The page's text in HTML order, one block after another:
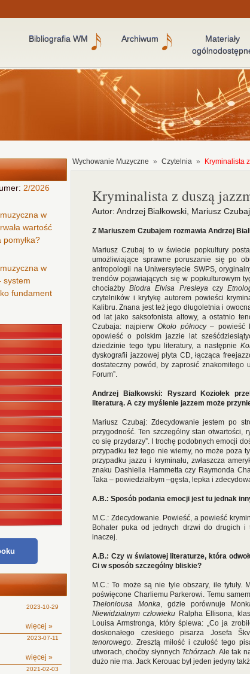
Bibliografia WM Archiwum
Materiały
2/2026
w
wartość
pomyłka?
w
system
fundament
2023-10-29
więcej »
2023-07-11
więcej »
2021-02-03
Wychowanie Muzyczne » Czytelnia » Kryminalista
Kryminalista z duszą
Autor: Andrzej Białkowski, Mariusz Czubaj
Z Mariuszem Czubajem rozmawia Andrzej
Mariusz Czubaj to w świecie popkultury
umożliwiające sprawne poruszanie się po
antropologii na Uniwersytecie SWPS,
trendów pojawiających się w popkulturowym
chociażbyBiodra Elvisa Presleya czy
czytelników i krytykę autorem powieści
Kalibru. Znana jest też jego długoletnia i
od lat jako saksofonista altowy, a ostatnio
Czubaja: najpierwOkoło północy– powieść
opowieść o polskim jazzie lat
dziedzinie tego typu literatury, a następnie
dyskografii jazzowej płyta CD, łącząca
dostateczny powód, by zaprosić znakomitego
Forum”.
Andrzej Białkowski: Ryszard Koziołek
literaturą. A czy myślenie jazzem może
Mariusz Czubaj: Zdecydowanie jestem po
przygodność. Ten szczególny stan otwartości,
co się przydarzy”. I trochę podobnych emocji
przypadku też tego nie wiemy, no może poza
przypadku jazzu i kryminału, zwłaszcza
znaku Dashiella Hammetta czy Raymonda
Taka – powiedziałbym –gęsta, lepka i
A.B.: Sposób podania emocji jest tu jednak
M.C.: Zdecydowanie. Powieść, a powieść
Bohater puka od jednych drzwi do drugich i
inaczej.
A.B.: Czy w światowej literaturze, która
Ci w sposób szczególny bliskie?
M.C.: To może są nie tyle obszary, ile tytuły.
poświęcone Charliemu Parkerowi. Temu
Theloniousa Monka, gdzie porównuje
Niewidzialnym człowieku Ralpha Ellisona,
Louisa Armstronga, który śpiewa: „Co ja
doskonałego czeskiego pisarza Josefa
tenorowego. Zresztą miłość i czułość tego
utworach, choćby słynnych Tchórzach. Ale tak
dużo nie ma. Jack Kerouac był jeden jedyny